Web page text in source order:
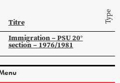
Titre Type
Immigration – PSU 20°
section – 1976/1981